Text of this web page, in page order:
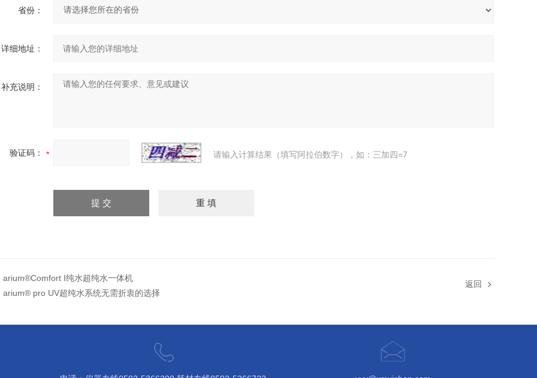
省份：
详细地址：
补充说明：
验证码： 请输入计算结果（填写阿拉伯数字），如：三加四=7
arium®Comfort I纯水超纯水一体机
arium® pro UV超纯水系统无需折衷的选择
返回